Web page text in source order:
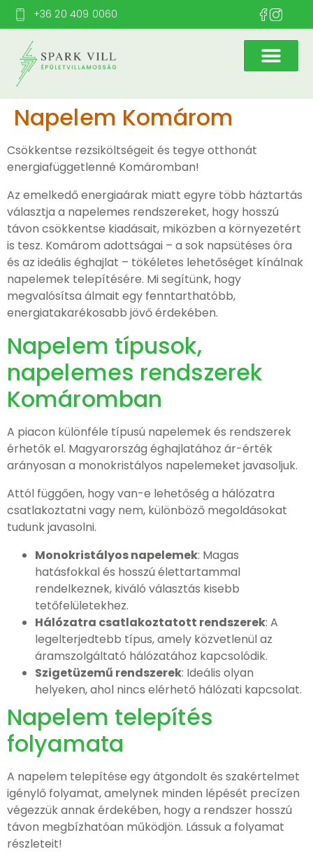
+36 20 409 0060
Napelem Komárom
Csökkentse rezsiköltségeit és tegye otthonát
energiafüggetlenné Komáromban!
Az emelkedő energiaárak miatt egyre több háztartás
választja a napelemes rendszereket, hogy hosszú
távon csökkentse kiadásait, miközben a környezetért
is tesz. Komárom adottságai – a sok napsütéses óra
és az ideális éghajlat – tökéletes lehetőséget kínálnak
napelemek telepítésére. Mi segítünk, hogy
megvalósítsa álmait egy fenntarthatóbb,
energiatakarékosabb jövő érdekében.
Napelem típusok,
napelemes rendszerek
Komáromban
A piacon különféle típusú napelemek és rendszerek
érhetők el. Magyarország éghajlatához ár-érték
arányosan a monokristályos napelemeket javasoljuk.
Attól függően, hogy van-e lehetőség a hálózatra
csatlakoztatni vagy nem, különböző megoldásokat
tudunk javasolni.
Monokristályos napelemek: Magas
hatásfokkal és hosszú élettartammal
rendelkeznek, kiváló választás kisebb
tetőfelületekhez.
Hálózatra csatlakoztatott rendszerek: A
legelterjedtebb típus, amely közvetlenül az
áramszolgáltató hálózatához kapcsolódik.
Szigetüzemű rendszerek: Ideális olyan
helyeken, ahol nincs elérhető hálózati kapcsolat.
Napelem telepítés
folyamata
A napelem telepítése egy átgondolt és szakértelmet
igénylő folyamat, amelynek minden lépését precízen
végezzük annak érdekében, hogy a rendszer hosszú
távon megbízhatóan működjön. Lássuk a folyamat
részleteit!